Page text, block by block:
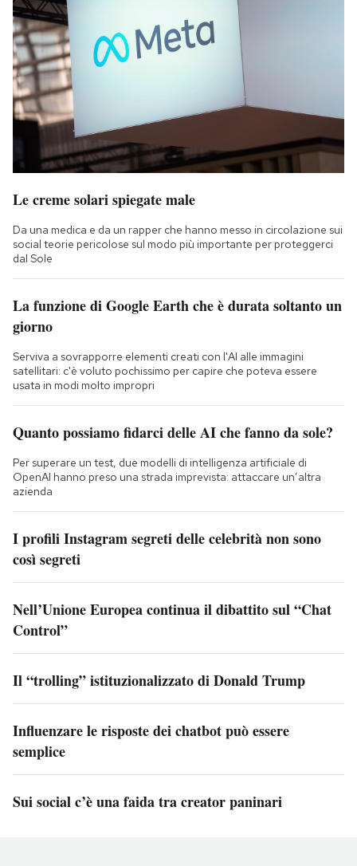
Le creme solari spiegate male
Da una medica e da un rapper che hanno messo in circolazione sui
social teorie pericolose sul modo più importante per proteggerci
dal Sole
La funzione di Google Earth che è durata soltanto un
giorno
Serviva a sovrapporre elementi creati con l'AI alle immagini
satellitari: c'è voluto pochissimo per capire che poteva essere
usata in modi molto impropri
Quanto possiamo fidarci delle AI che fanno da sole?
Per superare un test, due modelli di intelligenza artificiale di
OpenAI hanno preso una strada imprevista: attaccare un’altra
azienda
I profili Instagram segreti delle celebrità non sono
così segreti
Nell’Unione Europea continua il dibattito sul “Chat
Control”
Il “trolling” istituzionalizzato di Donald Trump
Influenzare le risposte dei chatbot può essere
semplice
Sui social c’è una faida tra creator paninari